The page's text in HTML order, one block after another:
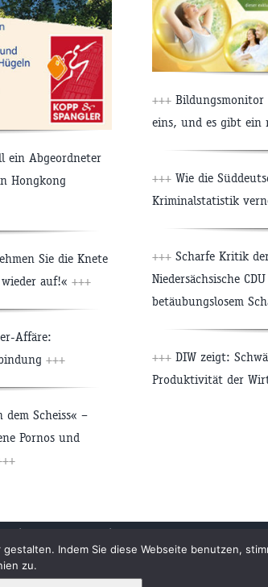
ein Abgeordneter
Hongkong
Sie die Knete
auf!« +++
Affäre:
+++
Scheiss« –
Pornos und
+++ Bildungsmonitor
eins, und es gibt ein
+++ Wie die
Kriminalstatistik
+++ Scharfe Kritik
Niedersächsische
betäubungslosem
+++ DIW zeigt:
Produktivität der
Indem Sie diese Webseite benutzen,
zu.